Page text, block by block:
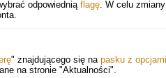
odpowiedniąflagę. W celu zmiany
" znajdującego się na pasku z opcjami
na stronie "Aktualności".